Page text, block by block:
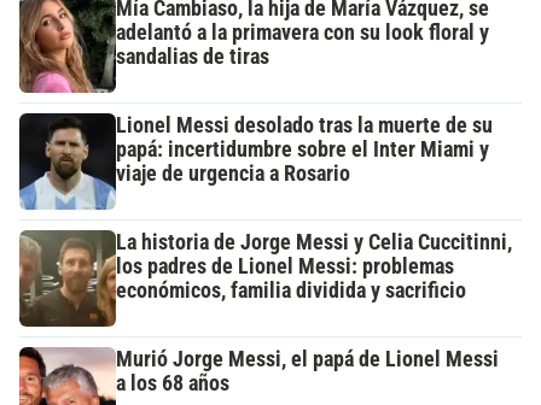
Mía Cambiaso, la hija de María Vázquez, se
adelantó a la primavera con su look floral y
sandalias de tiras
Lionel Messi desolado tras la muerte de su
papá: incertidumbre sobre el Inter Miami y
viaje de urgencia a Rosario
La historia de Jorge Messi y Celia Cuccitinni,
los padres de Lionel Messi: problemas
económicos, familia dividida y sacrificio
Murió Jorge Messi, el papá de Lionel Messi
a los 68 años